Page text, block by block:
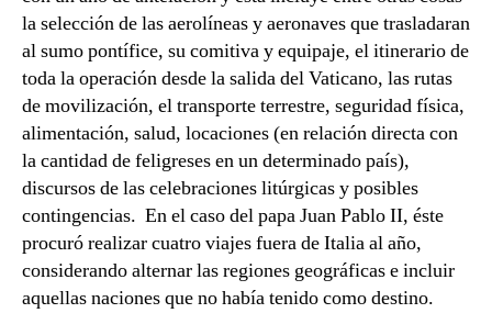
la selección de las aerolíneas y aeronaves que trasladaran
al sumo pontífice, su comitiva y equipaje, el itinerario de
toda la operación desde la salida del Vaticano, las rutas
de movilización, el transporte terrestre, seguridad física,
alimentación, salud, locaciones (en relación directa con
la cantidad de feligreses en un determinado país),
discursos de las celebraciones litúrgicas y posibles
contingencias. En el caso del papa Juan Pablo II, éste
procuró realizar cuatro viajes fuera de Italia al año,
considerando alternar las regiones geográficas e incluir
aquellas naciones que no había tenido como destino.